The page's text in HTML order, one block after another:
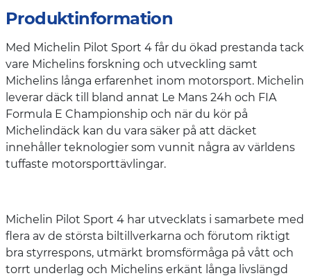
Produktinformation
Med Michelin Pilot Sport 4 får du ökad prestanda tack
vare Michelins forskning och utveckling samt
Michelins långa erfarenhet inom motorsport. Michelin
leverar däck till bland annat Le Mans 24h och FIA
Formula E Championship och när du kör på
Michelindäck kan du vara säker på att däcket
innehåller teknologier som vunnit några av världens
tuffaste motorsporttävlingar.
Michelin Pilot Sport 4 har utvecklats i samarbete med
flera av de största biltillverkarna och förutom riktigt
bra styrrespons, utmärkt bromsförmåga på vått och
torrt underlag och Michelins erkänt långa livslängd